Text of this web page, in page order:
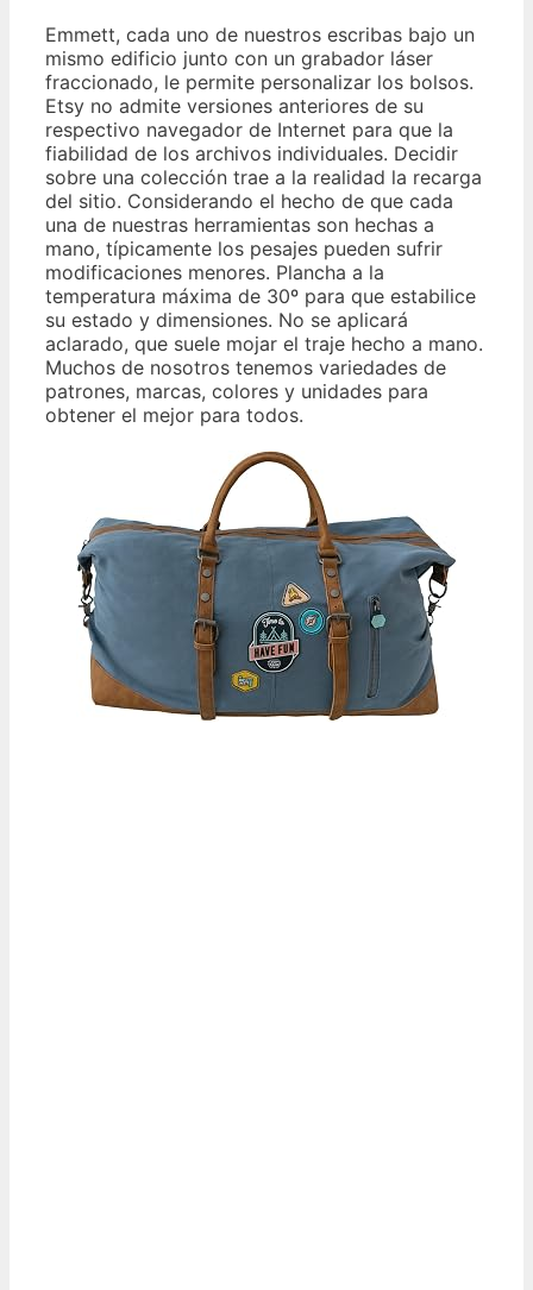
Emmett, cada uno de nuestros escribas bajo un
mismo edificio junto con un grabador láser
fraccionado, le permite personalizar los bolsos.
Etsy no admite versiones anteriores de su
respectivo navegador de Internet para que la
fiabilidad de los archivos individuales. Decidir
sobre una colección trae a la realidad la recarga
del sitio. Considerando el hecho de que cada
una de nuestras herramientas son hechas a
mano, típicamente los pesajes pueden sufrir
modificaciones menores. Plancha a la
temperatura máxima de 30º para que estabilice
su estado y dimensiones. No se aplicará
aclarado, que suele mojar el traje hecho a mano.
Muchos de nosotros tenemos variedades de
patrones, marcas, colores y unidades para
obtener el mejor para todos.